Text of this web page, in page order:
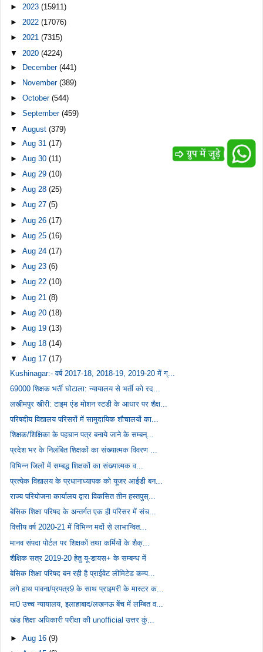
►2023(15911)
►2022(17076)
►2021(7315)
▼ 2020(4224)
►
December(441)
►
November(389)
►October(544)
►September(459)
▼August(379)
►Aug 31(17)
►Aug 30(11)
►Aug 29(10)
►Aug 28(25)
►Aug 27(5)
►Aug 26(17)
►Aug 25(16)
►Aug 24(17)
►Aug 23(6)
►Aug 22(10)
►Aug 21(8)
►Aug 20(18)
►Aug 19(13)
►Aug 18(14)
▼Aug 17(17)
Kushinagar:- वर्ष 2017-18, 2018-19, 2019-20 में ग्...
69000 शिक्षक भर्ती घोटाला: न्यायालय से भर्ती को रद...
लखीमपुर खीरी: टाइम एंड मोशन स्टडी के आधार पर शैक्ष...
परिषदीय विद्यालय परिसरों में सामुदायिक शौचालयों का...
शिक्षक/शिक्षिका के पहचान पत्र बनाये जाने के सम्बन्...
प्रदेश भर के निलंबित शिक्षकों का संख्यात्मक विवरण ...
विभिन्न जिलों में सम्बद्ध शिक्षकों का संख्यात्मक व...
प्रत्येक विद्यालय के प्रधानाध्यापक को यूजर आईडी बन...
राज्य परियोजना कार्यालय द्वारा विकसित तीन हस्तपुस्...
बेसिक शिक्षा परिषद के अन्तर्गत एक ही परिसर में संच...
वित्तीय वर्ष 2020-21 में विभिन्न मदों से लाभान्वित...
मानव संपदा पोर्टल पर शिक्षकों तथा कर्मियों के शैक्...
शैक्षिक सत्र 2019-20 हेतु यू-डायस+ के सम्बन्ध में
बेसिक शिक्षा परिषद बन रही है प्राईवेट लीमिटेड कम्प...
लगे हाथ पावना/प्रपत्र9 के साथ प्राइमरी के मास्टर क...
मा0 उच्च न्यायालय, इलाहाबाद/लखनऊ बेंच में लम्बित व...
खंड शिक्षा अधिकारी परीक्षा की unofficial उत्तर कुं...
►Aug 16(9)